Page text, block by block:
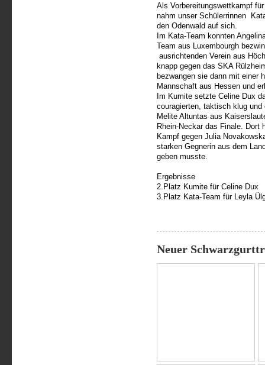
Als Vorbereitungswettkampf
nahm unser Schülerrinnen
den Odenwald auf sich.
Im Kata-Team konnten
Team aus Luxembourgh
ausrichtenden Verein aus
knapp gegen das SKA
bezwangen sie dann mit einer
Mannschaft aus Hessen und
Im Kumite setzte Celine Dux
couragierten, taktisch klug
Melite Altuntas aus
Rhein-Neckar das Finale.
Kampf gegen Julia
starken Gegnerin aus dem
geben musste.
Ergebnisse
2.Platz Kumite für Celine Dux
3.Platz Kata-Team für Leyla
Neuer